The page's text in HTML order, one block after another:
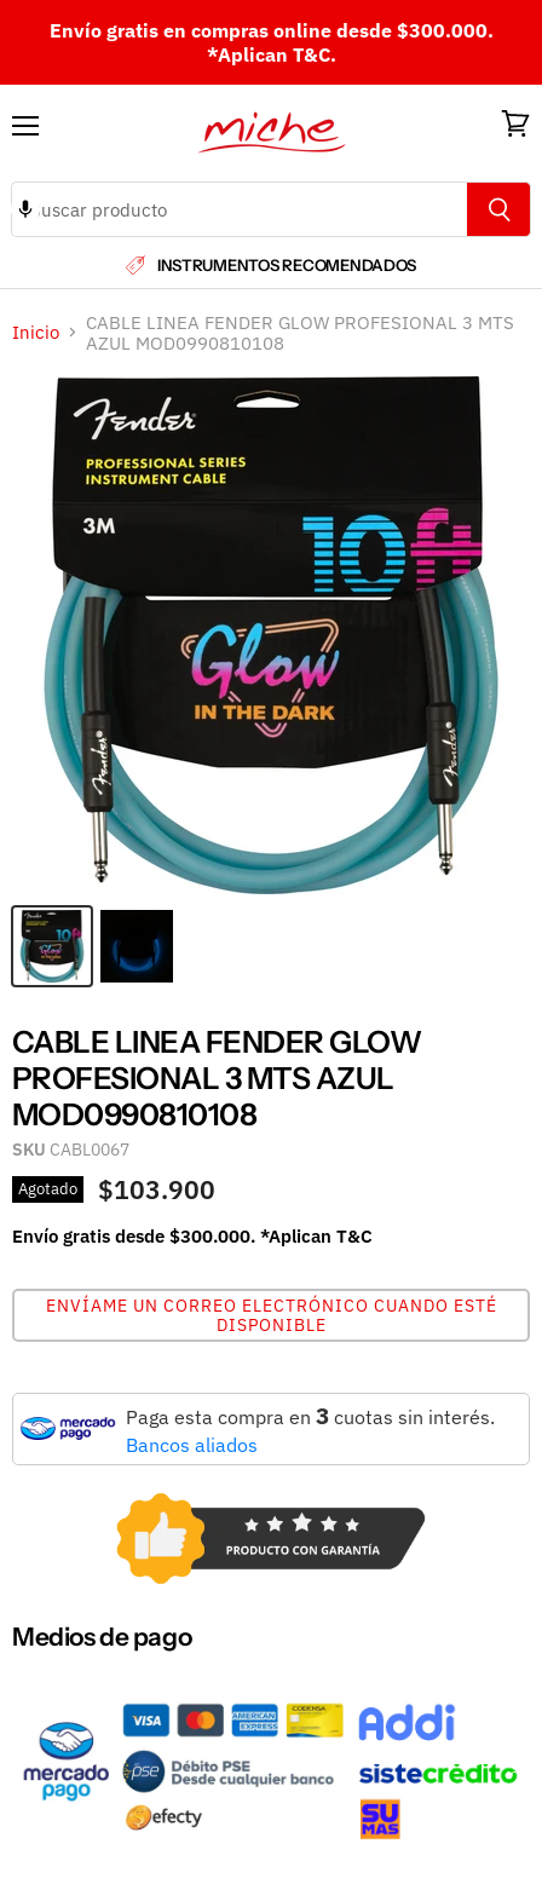
Envío gratis en compras online desde $300.000.
*Aplican T&C.
INSTRUMENTOS RECOMENDADOS
Inicio
CABLE LINEA FENDER GLOW PROFESIONAL 3 MTS
AZUL MOD0990810108
CABLE LINEA FENDER GLOW
PROFESIONAL 3 MTS AZUL
MOD0990810108
SKU CABL0067
Agotado $103.900
Envío gratis desde $300.000. *Aplican T&C
ENVÍAME UN CORREO ELECTRÓNICO CUANDO ESTÉ
DISPONIBLE
Paga esta compra en 3 cuotas sin interés.
Bancos aliados
Medios de pago